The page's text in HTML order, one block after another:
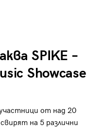
SPIKE –
Showcase
от над 20
на 5 различни